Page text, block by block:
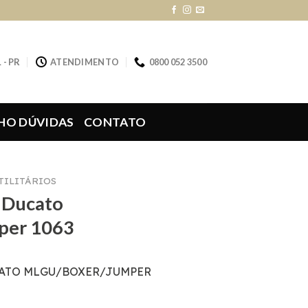
- PR ATENDIMENTO 0800 052 3500
DÚVIDAS CONTATO
1063
MLGU/BOXER/JUMPER